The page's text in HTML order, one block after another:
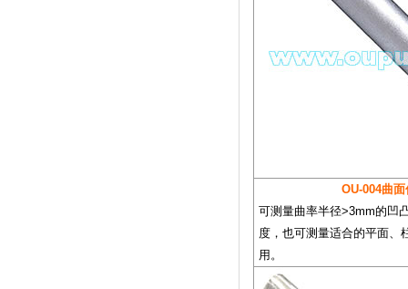
OU-004曲
可测量曲率半径>3mm的凹
度，也可测量适合的平面、
用。